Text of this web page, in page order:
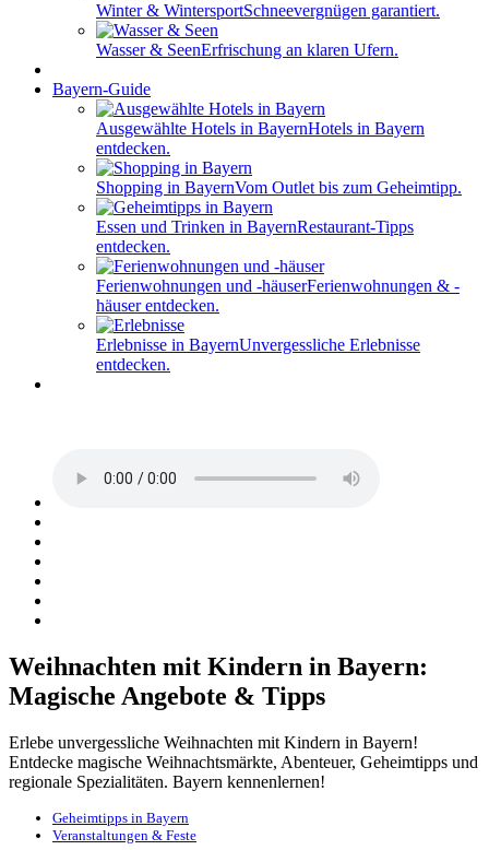
Winter & WintersportSchneevergnügen garantiert.
Wasser & SeenErfrischung an klaren Ufern.
Bayern-Guide
Ausgewählte Hotels in BayernHotels in Bayern
entdecken.
Shopping in BayernVom Outlet bis zum Geheimtipp.
Essen und Trinken in BayernRestaurant-Tipps
entdecken.
Ferienwohnungen und -häuserFerienwohnungen & -
häuser entdecken.
Erlebnisse in BayernUnvergessliche Erlebnisse
entdecken.
Weihnachten mit Kindern in Bayern:
Magische Angebote & Tipps
Erlebe unvergessliche Weihnachten mit Kindern in Bayern!
Entdecke magische Weihnachtsmärkte, Abenteuer, Geheimtipps und
regionale Spezialitäten. Bayern kennenlernen!
Geheimtipps in Bayern
Veranstaltungen & Feste